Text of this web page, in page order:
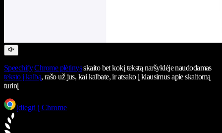
Speechify Chrome plėtinysskaito bet kokį tekstą naršyklėje naudodamas
teksto į kalbą, rašo už jus, kai kalbate, ir atsako į klausimus apie skaitomą
turinį
Įdiegti į Chrome